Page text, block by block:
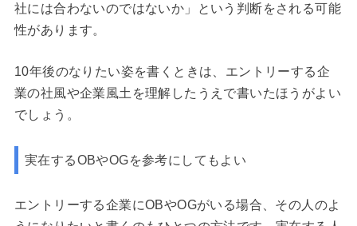
社には合わないのではないか」という判断をされる可能
性があります。
10年後のなりたい姿を書くときは、エントリーする企
業の社風や企業風土を理解したうえで書いたほうがよい
でしょう。
実在するOBやOGを参考にしてもよい
エントリーする企業にOBやOGがいる場合、その人のよ